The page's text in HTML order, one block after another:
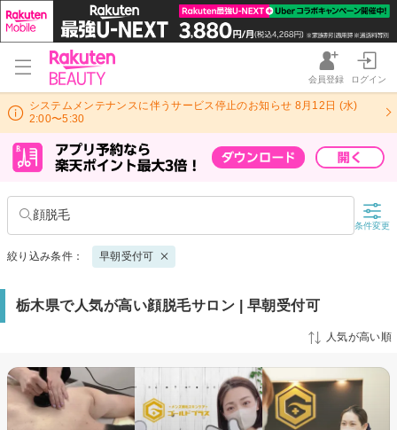
会員登録 ログイン
システムメンテナンスに伴うサービス停止のお知らせ 8月12日 (水)
2:00〜5:30
顔脱毛
条件変更
絞り込み条件： 早朝受付可
栃木県で人気が高い顔脱毛サロン | 早朝受付可
人気が高い順